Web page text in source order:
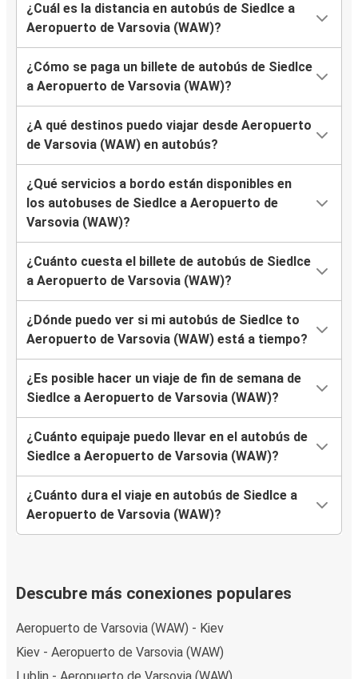
¿Cuál es la distancia en autobús de Siedlce a
Aeropuerto de Varsovia (WAW)?
¿Cómo se paga un billete de autobús de Siedlce
a Aeropuerto de Varsovia (WAW)?
¿A qué destinos puedo viajar desde Aeropuerto
de Varsovia (WAW) en autobús?
¿Qué servicios a bordo están disponibles en
los autobuses de Siedlce a Aeropuerto de
Varsovia (WAW)?
¿Cuánto cuesta el billete de autobús de Siedlce
a Aeropuerto de Varsovia (WAW)?
¿Dónde puedo ver si mi autobús de Siedlce to
Aeropuerto de Varsovia (WAW) está a tiempo?
¿Es posible hacer un viaje de fin de semana de
Siedlce a Aeropuerto de Varsovia (WAW)?
¿Cuánto equipaje puedo llevar en el autobús de
Siedlce a Aeropuerto de Varsovia (WAW)?
¿Cuánto dura el viaje en autobús de Siedlce a
Aeropuerto de Varsovia (WAW)?
Descubre más conexiones populares
Aeropuerto de Varsovia (WAW) - Kiev
Kiev - Aeropuerto de Varsovia (WAW)
Lublin - Aeropuerto de Varsovia (WAW)